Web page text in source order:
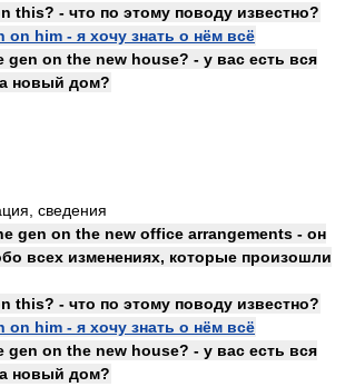
this? - что по этому поводу известно?
on him - я хочу знать о нём всё
gen on the new house? - у вас есть вся
новый дом?
сведения
gen on the new office arrangements - он
всех изменениях, которые произошли
this? - что по этому поводу известно?
on him - я хочу знать о нём всё
gen on the new house? - у вас есть вся
новый дом?